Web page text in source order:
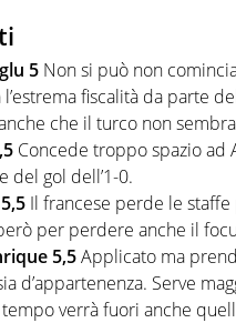
5 Non si può non
l’estrema fiscalità da parte
che il turco non
Concede troppo spazio ad
del gol dell’1-0.
Il francese perde le staffe
per perdere anche il
5,5Applicato ma
d’appartenenza. Serve
verrà fuori anche